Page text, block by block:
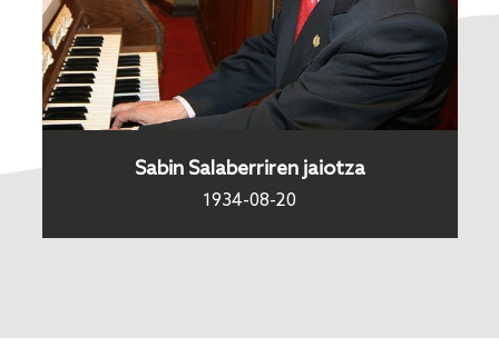
Sabin Salaberriren jaiotza
1934-08-20